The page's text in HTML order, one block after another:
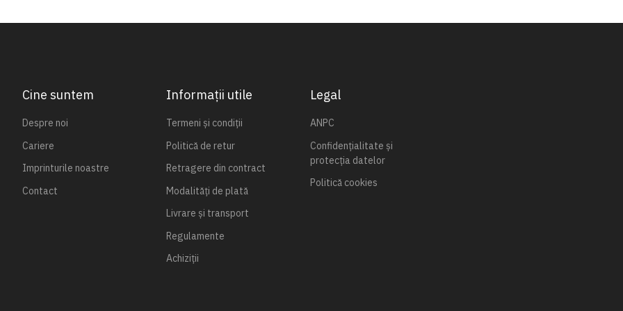
Cine suntem
Despre noi
Cariere
Imprinturile noastre
Contact
Informații utile
Termeni și condiții
Politică de retur
Retragere din contract
Modalități de plată
Livrare și transport
Regulamente
Achiziții
Legal
ANPC
Confidențialitate și
protecția datelor
Politică cookies